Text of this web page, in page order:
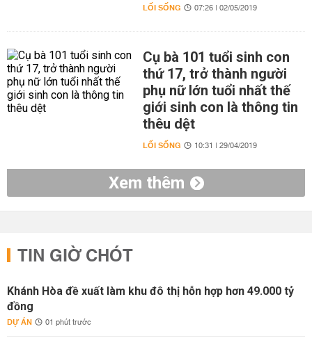
LỐI SỐNG 07:26 | 02/05/2019
Cụ bà 101 tuổi sinh con
thứ 17, trở thành người
phụ nữ lớn tuổi nhất thế
giới sinh con là thông tin
thêu dệt
LỐI SỐNG 10:31 | 29/04/2019
Xem thêm
TIN GIỜ CHÓT
Khánh Hòa đề xuất làm khu đô thị hỗn hợp hơn 49.000 tỷ
đồng
DỰ ÁN 01 phút trước